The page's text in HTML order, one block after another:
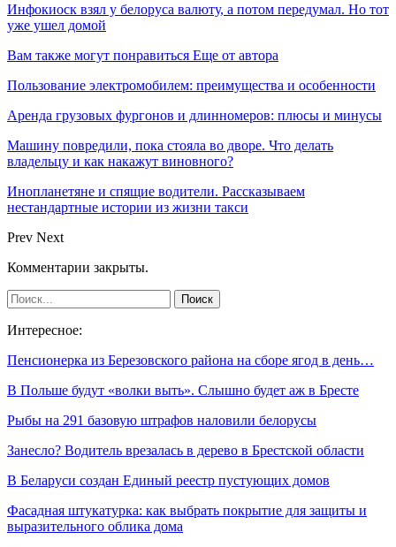
Инфокиоск взял у белоруса валюту, а потом передумал. Но тот
уже ушел домой
Вам также могут понравиться Еще от автора
Пользование электромобилем: преимущества и особенности
Аренда грузовых фургонов и длинномеров: плюсы и минусы
Машину повредили, пока стояла во дворе. Что делать
владельцу и как накажут виновного?
Инопланетяне и спящие водители. Рассказываем
нестандартные истории из жизни такси
Prev Next
Комментарии закрыты.
Интересное:
Пенсионерка из Березовского района на сборе ягод в день…
В Польше будут «волки выть». Слышно будет аж в Бресте
Рыбы на 291 базовую штрафов наловили белорусы
Занесло? Водитель врезалась в дерево в Брестской области
В Беларуси создан Единый реестр пустующих домов
Фасадная штукатурка: как выбрать покрытие для защиты и
выразительного облика дома